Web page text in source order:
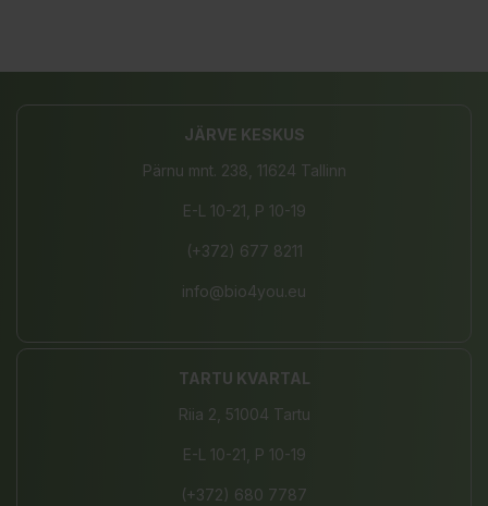
JÄRVE KESKUS
Pärnu mnt. 238, 11624 Tallinn
E-L 10-21, P 10-19
(+372) 677 8211
info@bio4you.eu
TARTU KVARTAL
Riia 2, 51004 Tartu
E-L 10-21, P 10-19
(+372) 680 7787